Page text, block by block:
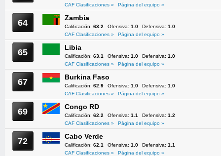
CAF Clasificaciones »
Página del equipo »
64 Zambia
Calificación: 63.2 Ofensiva: 1.0 Defensiva: 1.0
CAF Clasificaciones »
Página del equipo »
65 Libia
Calificación: 63.1 Ofensiva: 1.0 Defensiva: 1.0
CAF Clasificaciones »
Página del equipo »
67 Burkina Faso
Calificación: 62.9 Ofensiva: 1.0 Defensiva: 1.0
CAF Clasificaciones »
Página del equipo »
69 Congo RD
Calificación: 62.2 Ofensiva: 1.1 Defensiva: 1.2
CAF Clasificaciones »
Página del equipo »
72 Cabo Verde
Calificación: 62.1 Ofensiva: 1.0 Defensiva: 1.1
CAF Clasificaciones »
Página del equipo »